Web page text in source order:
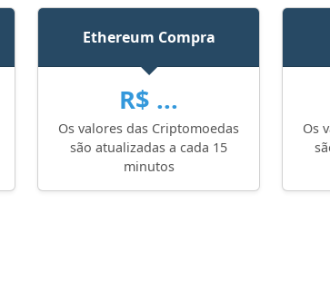
Ethereum Compra
R$ ...
Os valores das Criptomoedas
são atualizadas a cada 15
minutos
Os